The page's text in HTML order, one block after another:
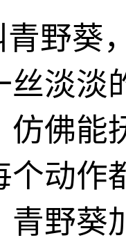
青野葵
丝淡淡
仿佛能
个动作
青野葵